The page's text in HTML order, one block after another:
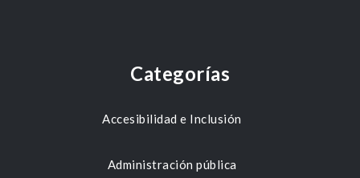
Categorías
Accesibilidad e Inclusión
Administración pública